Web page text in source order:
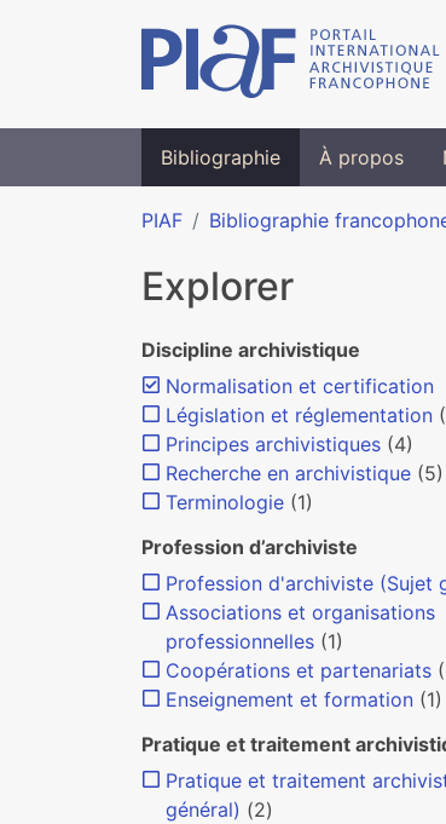
Bibliographie À propos
PIAF Bibliographie
Explorer
Discipline archivistique
Normalisation et certification
Législation et réglementation
Principes archivistiques (4)
Recherche en archivistique (5)
Terminologie (1)
Profession d’archiviste
Profession d'archiviste (Sujet
Associations et organisations
professionnelles (1)
Coopérations et partenariats
Enseignement et formation (1)
Pratique et traitement
Pratique et traitement
général) (2)